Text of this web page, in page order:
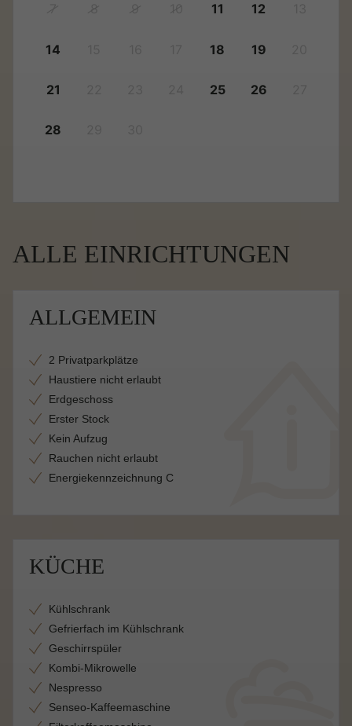
8 9 10 11 12
14 18 19
21 25 26
28
ALLE EINRICHTUNGEN
ALLGEMEIN
2 Privatparkplätze
Haustiere nicht erlaubt
Erdgeschoss
Erster Stock
Kein Aufzug
Rauchen nicht erlaubt
Energiekennzeichnung C
KÜCHE
Kühlschrank
Gefrierfach im Kühlschrank
Geschirrspüler
Kombi-Mikrowelle
Nespresso
Senseo-Kaffeemaschine